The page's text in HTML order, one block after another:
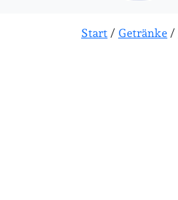
Start / Getränke /